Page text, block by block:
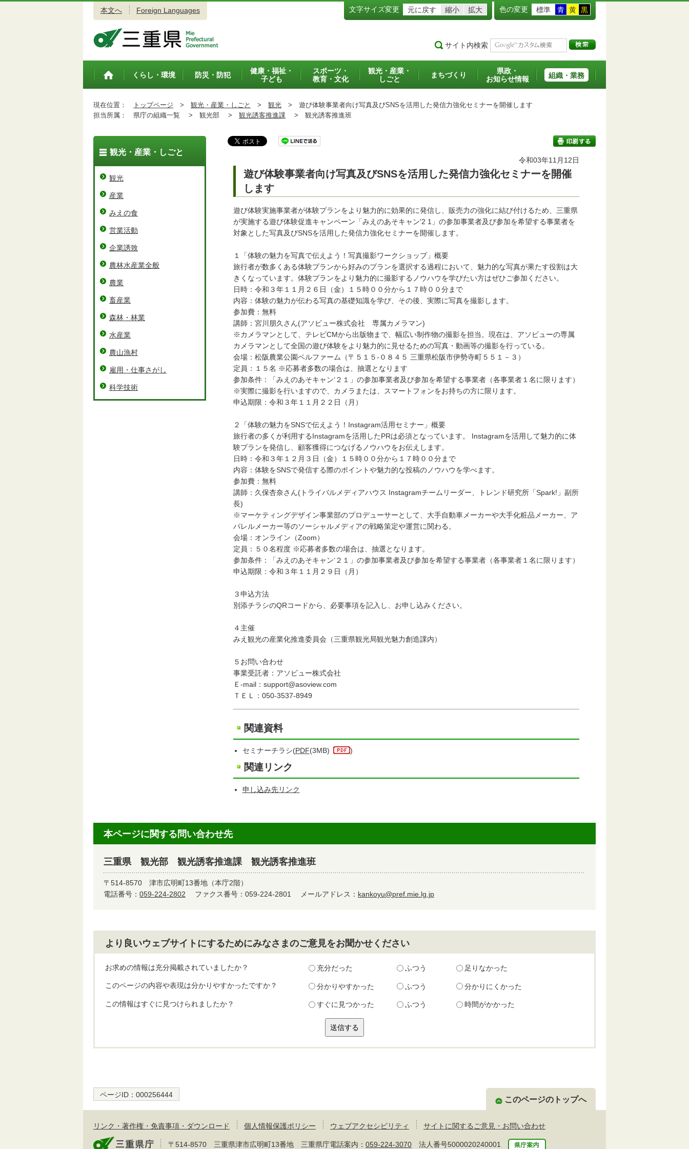
本文へ Foreign Languages 文字サイズ変更 元に戻す 縮小 拡大 色の変更 標準 青 黄 黒
サイト内検索
トップペ
くらし・環境 防災・防犯
健康・福祉・
子ども
スポーツ・
教育・文化
観光・産業・
しごと
まちづくり
県政・
お知らせ情報
組織・業務
現在位置： トップページ > 観光・産業・しごと > 観光 > 遊び体験事業者向け写真及びSNSを活用した発信力強化セミナーを開催します
担当所属：
県庁の組織一覧 > 観光部 > 観光誘客推進課 > 観光誘客推進班
令和03年11月12日
遊び体験事業者向け写真及びSNSを活用した発信力強化セミナーを開催
します
遊び体験実施事業者が体験プランをより魅力的に効果的に発信し、販売力の強化に結び付けるため、三重県
が実施する遊び体験促進キャンペーン「みえのあそキャン'2 1」の参加事業者及び参加を希望する事業者を
対象とした写真及びSNSを活用した発信力強化セミナーを開催します。
１「体験の魅力を写真で伝えよう！写真撮影ワークショップ」概要
旅行者が数多くある体験プランから好みのプランを選択する過程において、魅力的な写真が果たす役割は大
きくなっています。体験プランをより魅力的に撮影するノウハウを学びたい方はぜひご参加ください。
日時：令和３年１１月２６日（金）１５時００分から１７時００分まで
内容：体験の魅力が伝わる写真の基礎知識を学び、その後、実際に写真を撮影します。
参加費：無料
講師：宮川朋久さん(アソビュー株式会社 専属カメラマン)
※カメラマンとして、テレビCMから出版物まで、幅広い制作物の撮影を担当。現在は、アソビューの専属
カメラマンとして全国の遊び体験をより魅力的に見せるための写真・動画等の撮影を行っている。
会場：松阪農業公園ベルファーム（〒５１５-０８４５ 三重県松阪市伊勢寺町５５１－３）
定員：１５名 ※応募者多数の場合は、抽選となります
参加条件：「みえのあそキャン‘２１」の参加事業者及び参加を希望する事業者（各事業者１名に限ります）
※実際に撮影を行いますので、カメラまたは、スマートフォンをお持ちの方に限ります。
申込期限：令和３年１１月２２日（月）
２「体験の魅力をSNSで伝えよう！Instagram活用セミナー」概要
旅行者の多くが利用するInstagramを活用したPRは必須となっています。 Instagramを活用して魅力的に体
験プランを発信し、顧客獲得につなげるノウハウをお伝えします。
日時：令和３年１２月３日（金）１５時００分から１７時００分まで
内容：体験をSNSで発信する際のポイントや魅力的な投稿のノウハウを学べます。
参加費：無料
講師：久保杏奈さん(トライバルメディアハウス Instagramチームリーダー、トレンド研究所「Spark!」副所
長)
※マーケティングデザイン事業部のプロデューサーとして、大手自動車メーカーや大手化粧品メーカー、ア
パレルメーカー等のソーシャルメディアの戦略策定や運営に関わる。
会場：オンライン（Zoom）
定員：５０名程度 ※応募者多数の場合は、抽選となります。
参加条件：「みえのあそキャン‘２１」の参加事業者及び参加を希望する事業者（各事業者１名に限ります）
申込期限：令和３年１１月２９日（月）
３申込方法
別添チラシのQRコードから、必要事項を記入し、お申し込みください。
４主催
みえ観光の産業化推進委員会（三重県観光局観光魅力創造課内）
５お問い合わせ
事業受託者：アソビュー株式会社
Ｅ-mail：support@asoview.com
ＴＥＬ：050-3537-8949
関連資料
セミナーチラシ(PDF(3MB) )
関連リンク
申し込み先リンク
観光・産業・しごと
観光
産業
みえの食
営業活動
企業誘致
農林水産業全般
農業
畜産業
森林・林業
水産業
農山漁村
雇用・仕事さがし
科学技術
本ページに関する問い合わせ先
三重県 観光部 観光誘客推進課 観光誘客推進班
〒514-8570 津市広明町13番地（本庁2階）
電話番号： 059-224-2802 ファクス番号：059-224-2801 メールアドレス： kankoyu@pref.mie.lg.jp
より良いウェブサイトにするためにみなさまのご意見をお聞かせください
お求めの情報は充分掲載されていましたか？ 充分だった ふつう 足りなかった
このページの内容や表現は分かりやすかったですか？ 分かりやすかった ふつう 分かりにくかった
この情報はすぐに見つけられましたか？ すぐに見つかった ふつう 時間がかかった
ページID： 000256444
このページのトップへ
リンク・著作権・免責事項・ダウンロード 個人情報保護ポリシー ウェブアクセシビリティ サイトに関するご意見・お問い合わせ
〒514-8570 三重県津市広明町13番地 三重県庁電話案内： 059-224-3070 法人番号5000020240001